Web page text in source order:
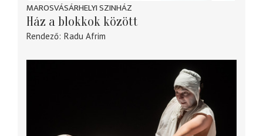
MAROSVÁSÁRHELYI SZINHÁZ
Ház a blokkok között
Rendező Radu Afrim